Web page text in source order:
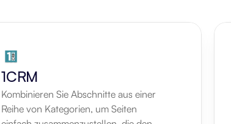
1CRM
Kombinieren Sie Abschnitte aus einer
Reihe von Kategorien, um Seiten